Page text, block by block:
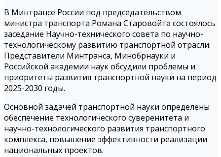
В Минтрансе России под председательством
министра транспорта Романа Старовойта состоялось
заседание Научно-технического совета по научно-
технологическому развитию транспортной отрасли.
Представители Минтранса, Минобрнауки и
Российской академии наук обсудили проблемы и
приоритеты развития транспортной науки на период
2025-2030 годы.
Основной задачей транспортной науки определены
обеспечение технологического суверенитета и
научно-технологического развития транспортного
комплекса, повышение эффективности реализации
национальных проектов.